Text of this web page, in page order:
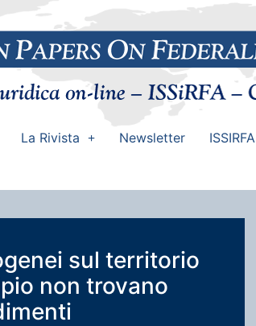
La Rivista Newsletter ISSIRFA
sul territorio
non trovano